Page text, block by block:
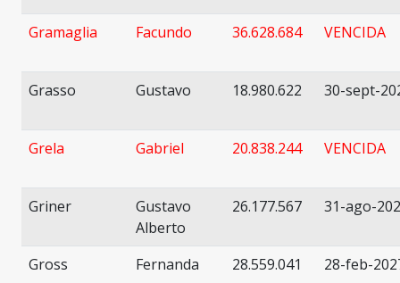
Gramaglia Facundo 36.628.684 VENCIDA
Grasso Gustavo 18.980.622 30-sept-
Grela Gabriel 20.838.244 VENCIDA
Griner
Gustavo
Alberto
26.177.567 31-ago-
Gross Fernanda 28.559.041 28-feb-